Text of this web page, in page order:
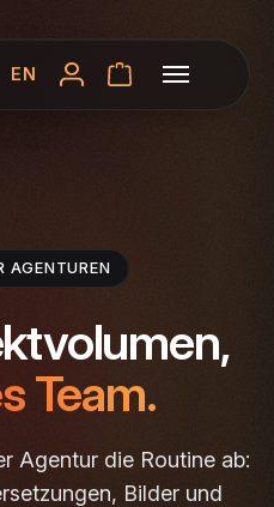
EN
AGENTUREN
Team.
Agentur die Routine ab:
Bilder und